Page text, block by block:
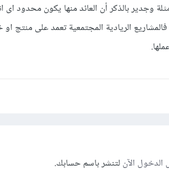
وجدير بالذكر أن العائد منها يكون محدود
الريادية المجتمعية تعمد على منتج
الآنلتنشر باسم حسابك.